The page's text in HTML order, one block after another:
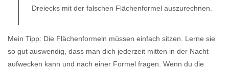
Dreiecks mit der falschen Flächenformel auszurechnen.
Mein Tipp: Die Flächenformeln müssen einfach sitzen. Lerne sie
so gut auswendig, dass man dich jederzeit mitten in der Nacht
aufwecken kann und nach einer Formel fragen. Wenn du die